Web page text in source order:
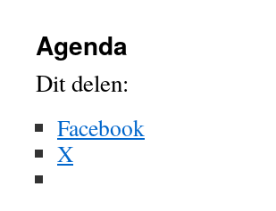
Agenda
Dit delen:
Facebook
X